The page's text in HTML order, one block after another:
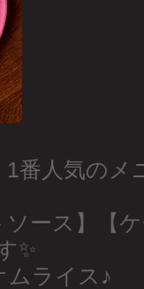
番人気のメ
ソース】【
✨
ライス♪